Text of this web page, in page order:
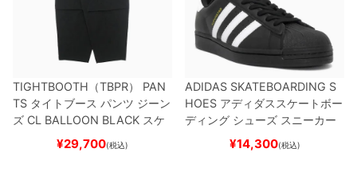
TIGHTBOOTH（TBPR） PAN
TS タイトブース パンツ ジーン
ズ CL BALLOON BLACK スケ
ートボード スケボー
¥29,700(税込)
ADIDAS SKATEBOARDING S
HOES アディダススケートボー
ディング シューズ スニーカー
スーパースター SUPERSTAR A
BLACK/WHITE/WHITE
¥14,300(税込)